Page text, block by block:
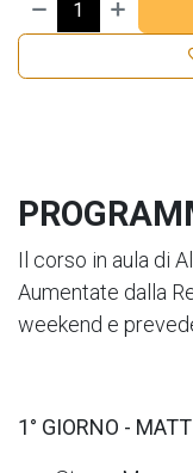
Il corso in aula di
Aumentate dalla
weekend e
1° GIORNO -